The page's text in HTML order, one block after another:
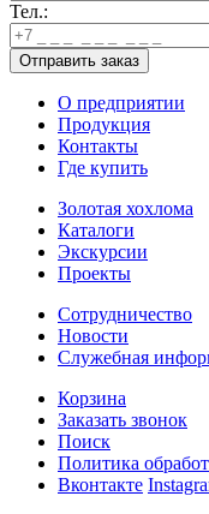
Тел.:
О предприятии
Продукция
Контакты
Где купить
Золотая хохлома
Каталоги
Экскурсии
Проекты
Сотрудничество
Новости
Служебная
Корзина
Заказать звонок
Поиск
Политика
Вконтакте